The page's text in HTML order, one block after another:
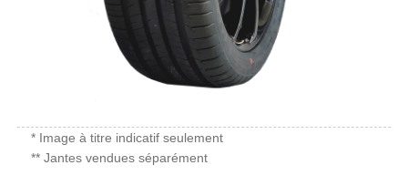
* Image à titre indicatif seulement
** Jantes vendues séparément